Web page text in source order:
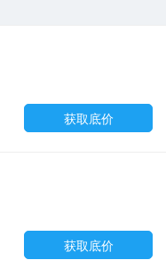
获取底价
获取底价